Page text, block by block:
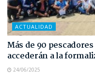
ACTUALIDAD
Más de 90
accederán a la
24/06/2025